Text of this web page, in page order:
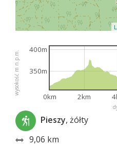
wysokość m n.p.m.
0km 2km
350m
400m
Pieszy, żółty
9,06 km